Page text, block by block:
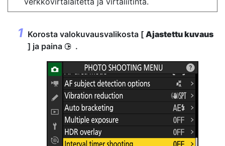
Korosta valokuvausvalikosta [ Ajastettu kuvaus
] ja paina 2 .